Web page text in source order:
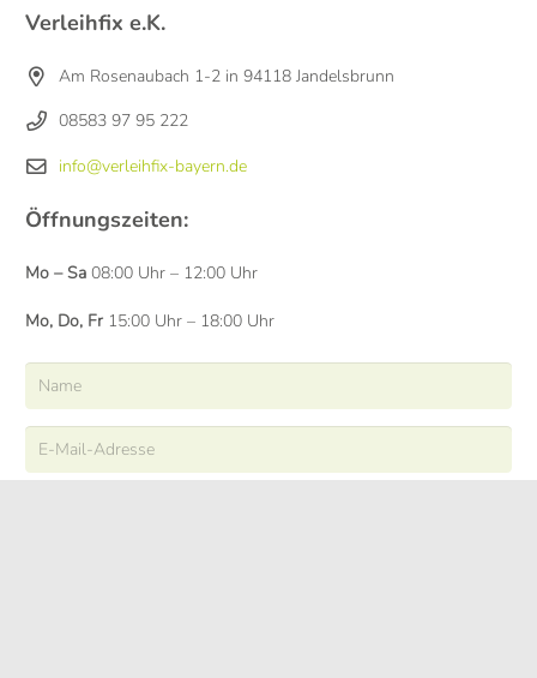
Verleihfix e.K.
Am Rosenaubach 1-2 in 94118 Jandelsbrunn
08583 97 95 222
info@verleihfix-bayern.de
Öffnungszeiten:
Mo – Sa 08:00 Uhr – 12:00 Uhr
Mo, Do, Fr 15:00 Uhr – 18:00 Uhr